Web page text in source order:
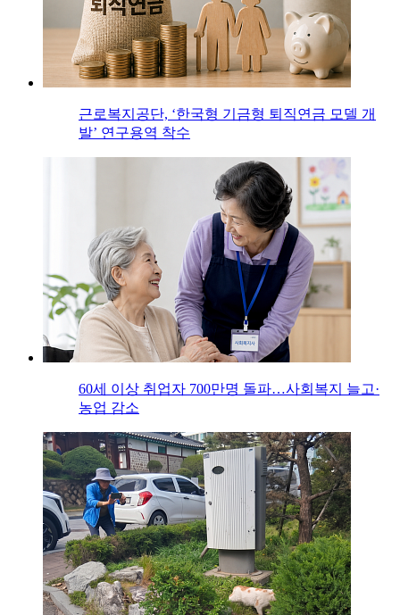
근로복지공단, ‘한국형 기금형 퇴직연금 모델 개
발’ 연구용역 착수
60세 이상 취업자 700만명 돌파…사회복지 늘고·
농업 감소